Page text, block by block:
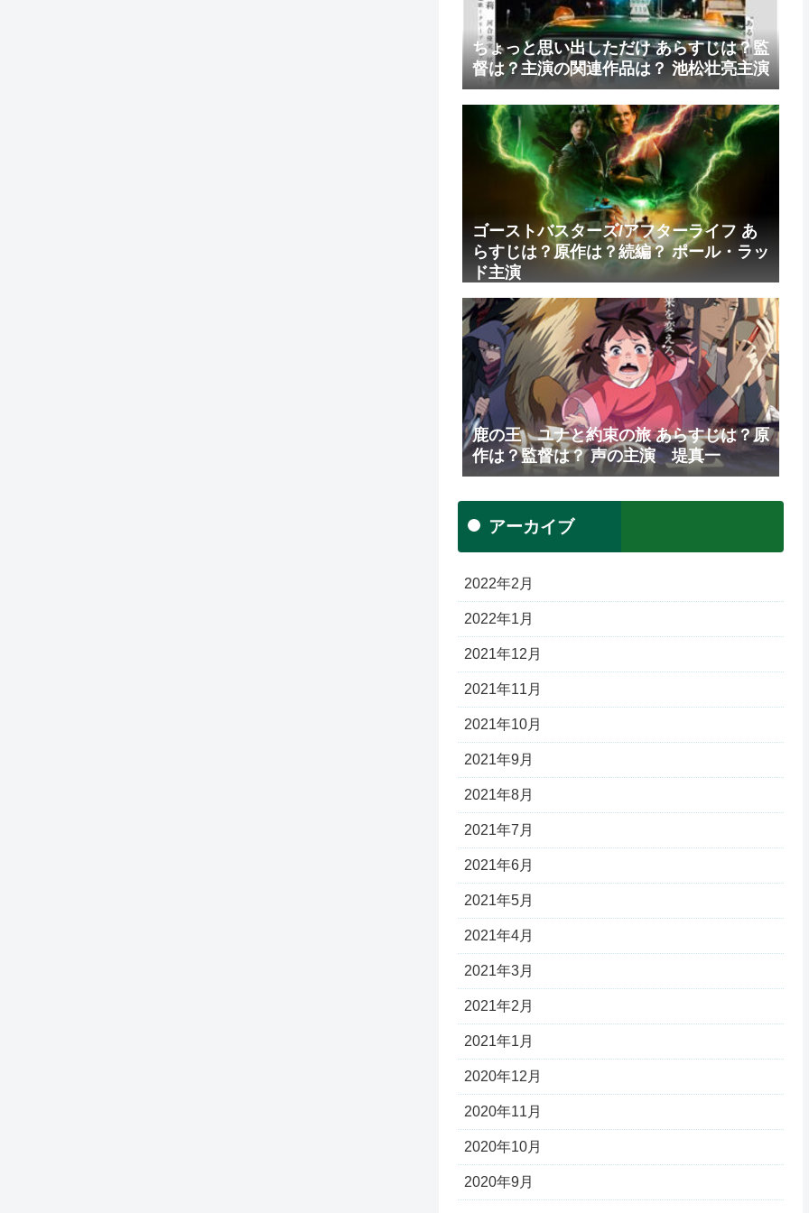
ちょっと思い出しただけ あらすじは？監
督は？主演の関連作品は？ 池松壮亮主演
ゴーストバスターズ/アフターライフ あ
らすじは？原作は？続編？ ポール・ラッ
ド主演
鹿の王 ユナと約束の旅 あらすじは？原
作は？監督は？ 声の主演 堤真一
アーカイブ
2022年2月
2022年1月
2021年12月
2021年11月
2021年10月
2021年9月
2021年8月
2021年7月
2021年6月
2021年5月
2021年4月
2021年3月
2021年2月
2021年1月
2020年12月
2020年11月
2020年10月
2020年9月